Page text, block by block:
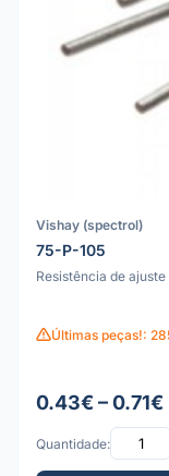
Vishay (spectrol)
75-P-105
Resistência de
Últimas peças!:
0.43€ – 0.71€
Quantidade: